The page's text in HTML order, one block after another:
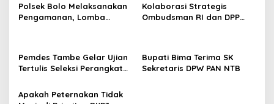
Polsek Bolo Melaksanakan
Pengamanan, Lomba
RI ke-80 .
Kolaborasi Strategis
Ombudsman RI dan DPP
Pemdes Tambe Gelar Ujian
Tertulis Seleksi Perangkat
Kamboja dan Bonsai.”
Bupati Bima Terima SK
Sekretaris DPW PAN NTB
Apakah Peternakan Tidak